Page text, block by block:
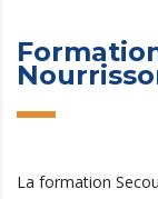
La formation